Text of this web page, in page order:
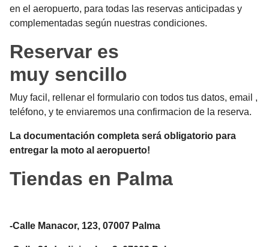
en el aeropuerto, para todas las reservas anticipadas y
complementadas según nuestras condiciones.
Reservar es
muy sencillo
Muy facil, rellenar el formulario con todos tus datos, email ,
teléfono, y te enviaremos una confirmacion de la reserva.
La documentación completa será obligatorio para
entregar la moto al aeropuerto!
Tiendas en Palma
-Calle Manacor, 123, 07007 Palma